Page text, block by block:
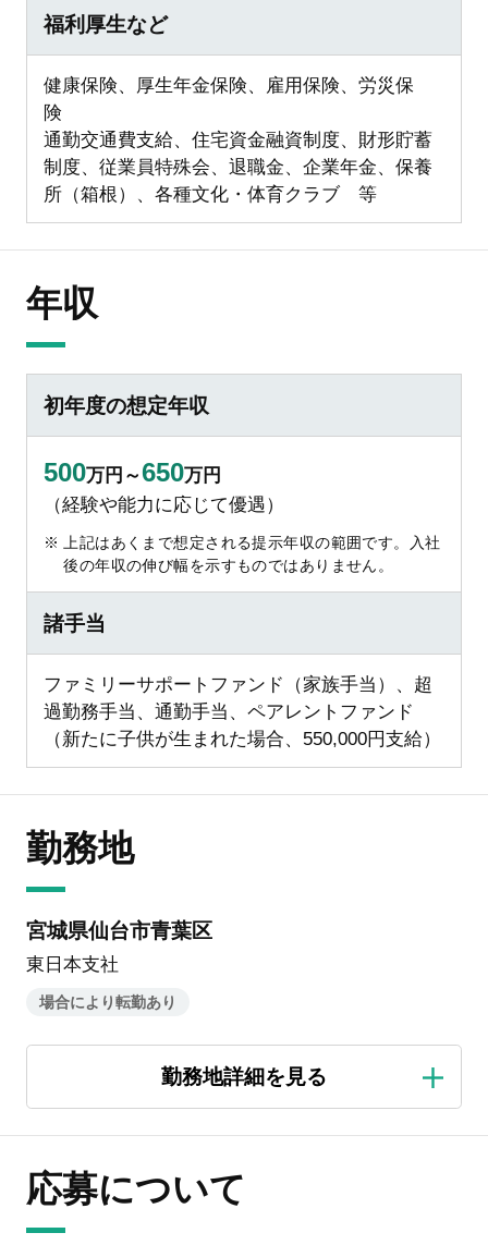
福利厚生など
健康保険、厚生年金保険、雇用保険、労災保
険
通勤交通費支給、住宅資金融資制度、財形貯蓄
制度、従業員特殊会、退職金、企業年金、保養
所（箱根）、各種文化・体育クラブ 等
年収
初年度の想定年収
500万円～650万円
（経験や能力に応じて優遇）
上記はあくまで想定される提示年収の範囲です。入社
後の年収の伸び幅を示すものではありません。
諸手当
ファミリーサポートファンド（家族手当）、超
過勤務手当、通勤手当、ペアレントファンド
（新たに子供が生まれた場合、550,000円支給）
勤務地
宮城県仙台市青葉区
東日本支社
場合により転勤あり
応募について